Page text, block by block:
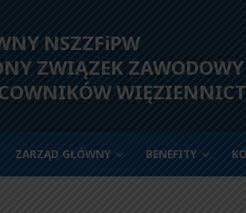
NSZZFiPW
ZWIĄZEK ZAWODOWY
ZARZĄD GŁÓWNY BENEFITY